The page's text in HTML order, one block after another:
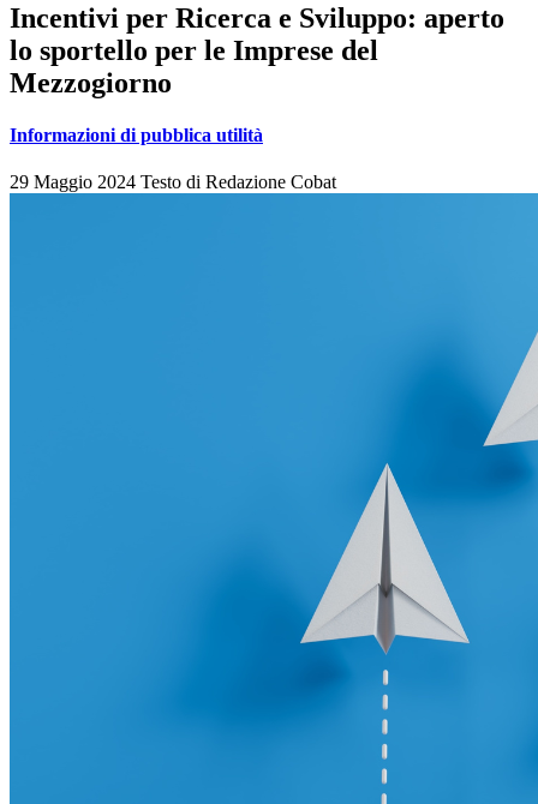
Incentivi per Ricerca e Sviluppo: aperto
lo sportello per le Imprese del
Mezzogiorno
Informazioni di pubblica utilità
29 Maggio 2024 Testo di Redazione Cobat